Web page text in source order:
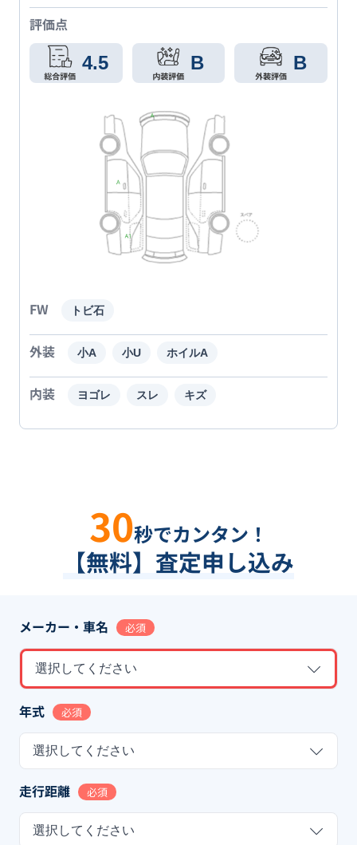
評価点
4.5 B B
FW トビ石
外装 小A 小U ホイルA
内装 ヨゴレ スレ キズ
30秒でカンタン！
【無料】査定申し込み
メーカー・車名 必須
選択してください
年式 必須
選択してください
走行距離 必須
選択してください